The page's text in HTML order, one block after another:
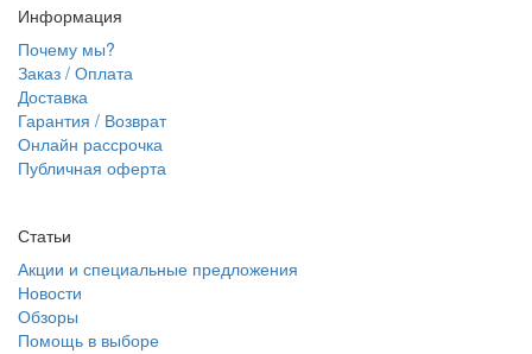
Информация
Почему мы?
Заказ / Оплата
Доставка
Гарантия / Возврат
Онлайн рассрочка
Публичная оферта
Статьи
Акции и специальные предложения
Новости
Обзоры
Помощь в выборе